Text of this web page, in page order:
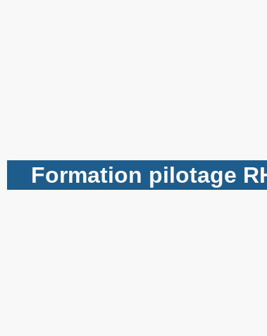
Formation pilotage